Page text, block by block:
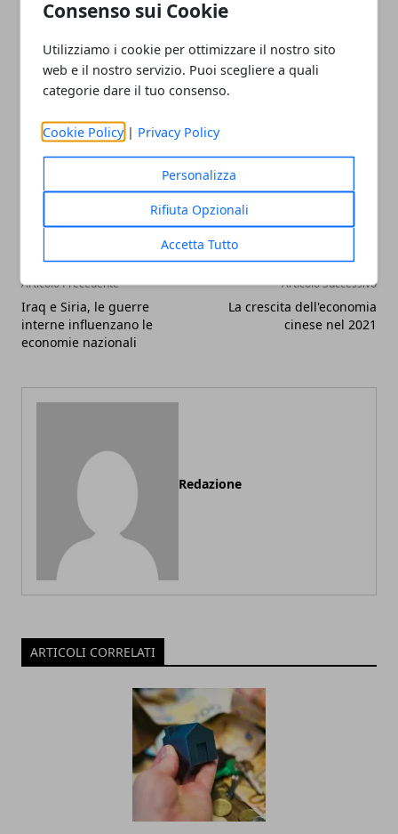
Consenso sui Cookie
Utilizziamo i cookie per ottimizzare il nostro sito
web e il nostro servizio. Puoi scegliere a quali
categorie dare il tuo consenso.
Cookie Policy | Privacy Policy
Personalizza
Rifiuta Opzionali
Accetta Tutto
stipula del contratto, può rappresentare una
salutare boccata d’ossigenoin alcuni momenti di
difficoltà economica.
Facebook
TwitterWhatsapp
Articolo Precedente
Iraq e Siria, le guerre
interne influenzano le
economie nazionali
Articolo Successivo
La crescita dell'economia
cinese nel 2021
Redazione
ARTICOLI CORRELATI